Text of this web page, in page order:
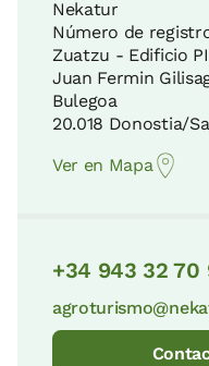
Nekatur
Número de
Zuatzu - Edificio
Juan Fermin
Bulegoa
20.018 Donostia/
Ver en Mapa
+34 943 32 70